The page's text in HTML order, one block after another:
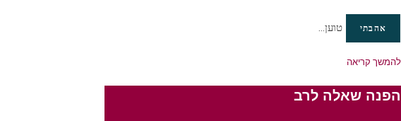
אהבתי טוען...
להמשך קריאה
הפנה שאלה לרב